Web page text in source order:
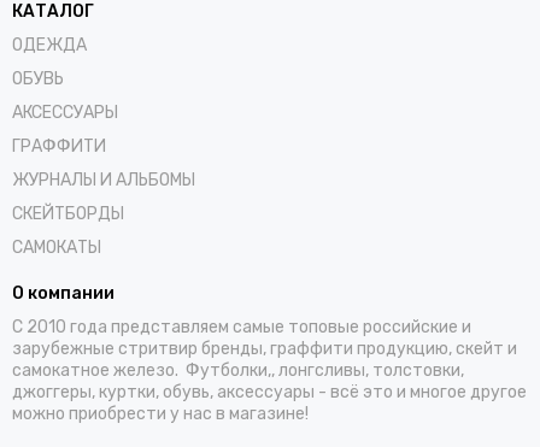
КАТАЛОГ
ОДЕЖДА
ОБУВЬ
АКСЕССУАРЫ
ГРАФФИТИ
ЖУРНАЛЫ И АЛЬБОМЫ
СКЕЙТБОРДЫ
САМОКАТЫ
О компании
С 2010 года представляем самые топовые российские и
зарубежные стритвир бренды, граффити продукцию, скейт и
самокатное железо. Футболки,, лонгсливы, толстовки,
джоггеры, куртки, обувь, аксессуары - всё это и многое другое
можно приобрести у нас в магазине!